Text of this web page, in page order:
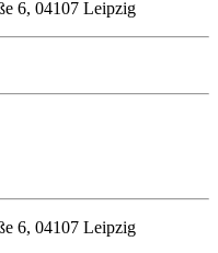
6, 04107 Leipzig
6, 04107 Leipzig